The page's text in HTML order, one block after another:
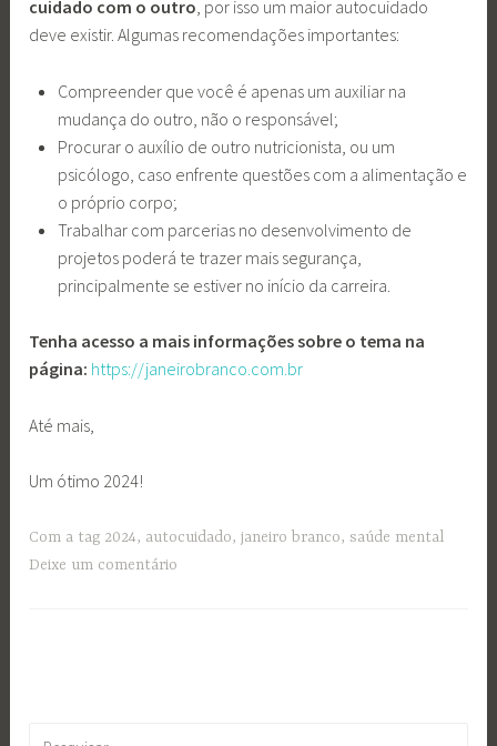
cuidado com o outro, por isso um maior autocuidado
deve existir. Algumas recomendações importantes:
Compreender que você é apenas um auxiliar na
mudança do outro, não o responsável;
Procurar o auxílio de outro nutricionista, ou um
psicólogo, caso enfrente questões com a alimentação e
o próprio corpo;
Trabalhar com parcerias no desenvolvimento de
projetos poderá te trazer mais segurança,
principalmente se estiver no início da carreira.
Tenha acesso a mais informações sobre o tema na
página: https://janeirobranco.com.br
Até mais,
Um ótimo 2024!
Com a tag 2024, autocuidado,janeiro branco,saúde mental
Deixe um comentário